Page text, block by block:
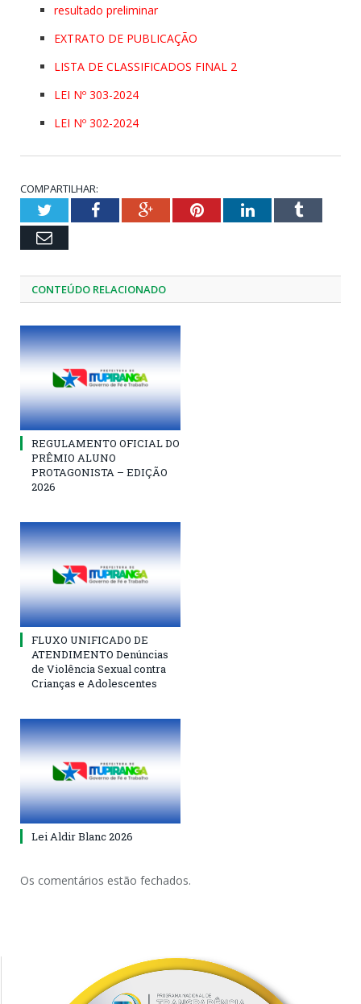
resultado preliminar
EXTRATO DE PUBLICAÇÃO
LISTA DE CLASSIFICADOS FINAL 2
LEI Nº 303-2024
LEI Nº 302-2024
COMPARTILHAR:
TwitterFacebookGoogle+PinterestLinkedInTumblr
Email
CONTEÚDO RELACIONADO
REGULAMENTO OFICIAL DO
PRÊMIO ALUNO
PROTAGONISTA – EDIÇÃO
2026
FLUXO UNIFICADO DE
ATENDIMENTO Denúncias
de Violência Sexual contra
Crianças e Adolescentes
Lei Aldir Blanc 2026
Os comentários estão fechados.